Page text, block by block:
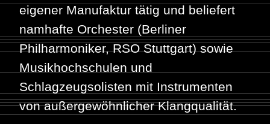
eigener Manufaktur tätig und beliefert
namhafte Orchester (Berliner
Philharmoniker, RSO Stuttgart) sowie
Musikhochschulen und
Schlagzeugsolisten mit Instrumenten
von außergewöhnlicher Klangqualität.